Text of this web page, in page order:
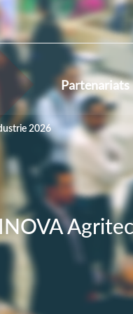
Partenariats
2026